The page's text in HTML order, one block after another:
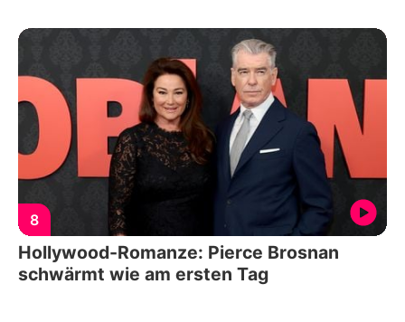
8
Hollywood-Romanze: Pierce Brosnan
schwärmt wie am ersten Tag